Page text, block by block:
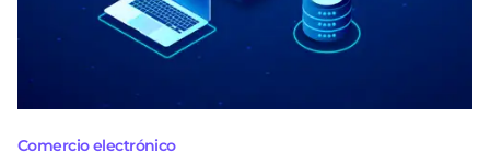
Comercio electrónico